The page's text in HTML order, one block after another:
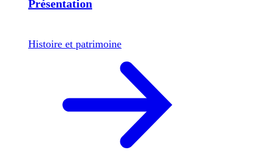
Présentation
Histoire et patrimoine